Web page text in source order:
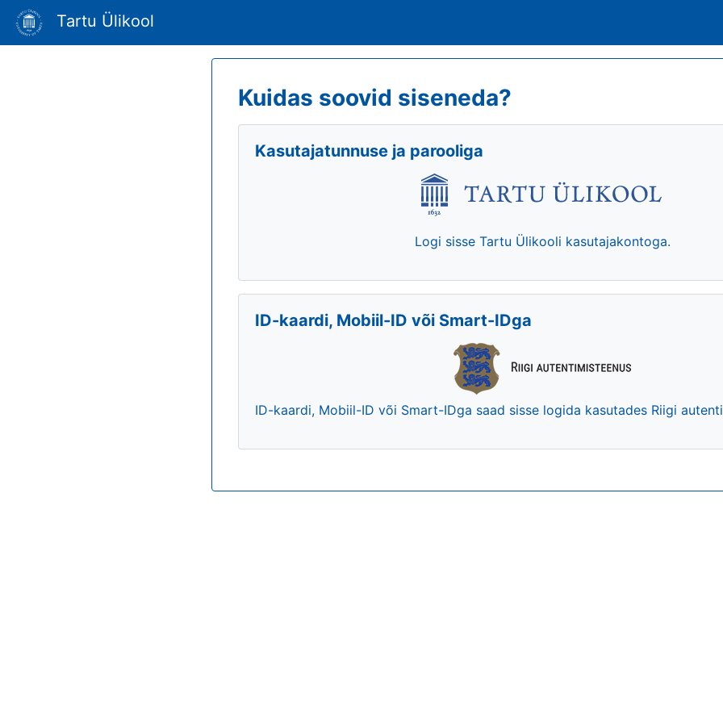
Tartu Ülikool
Kuidas soovid siseneda?
Kasutajatunnuse ja parooliga
Logi sisse Tartu Ülikooli kasutajakontoga.
ID-kaardi, Mobiil-ID või Smart-IDga
ID-kaardi, Mobiil-ID või Smart-IDga saad sisse logida kasutades Riigi